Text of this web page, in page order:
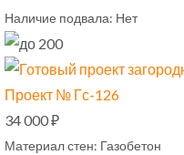
Наличие подвала: Нет
Проект № Гс-126
34 000 ₽
Материал стен: Газобетон